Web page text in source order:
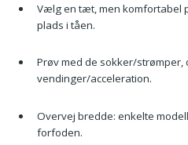
Vælg en tæt, men komfortabel
plads i tåen.
Prøv med de sokker/strømper,
vendinger/acceleration.
Overvej bredde: enkelte
forfoden.